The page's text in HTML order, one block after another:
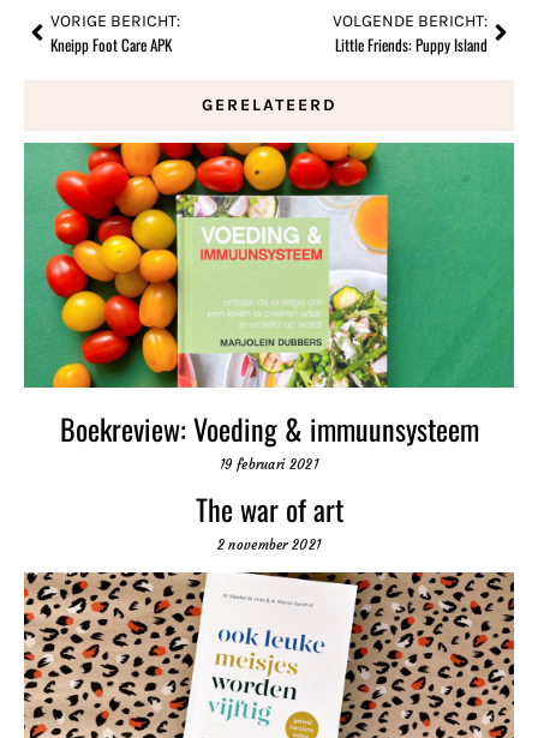
VORIGE BERICHT:
Kneipp Foot Care APK
VOLGENDE BERICHT:
Little Friends: Puppy Island
GERELATEERD
Boekreview: Voeding & immuunsysteem
19 februari 2021
The war of art
2 november 2021